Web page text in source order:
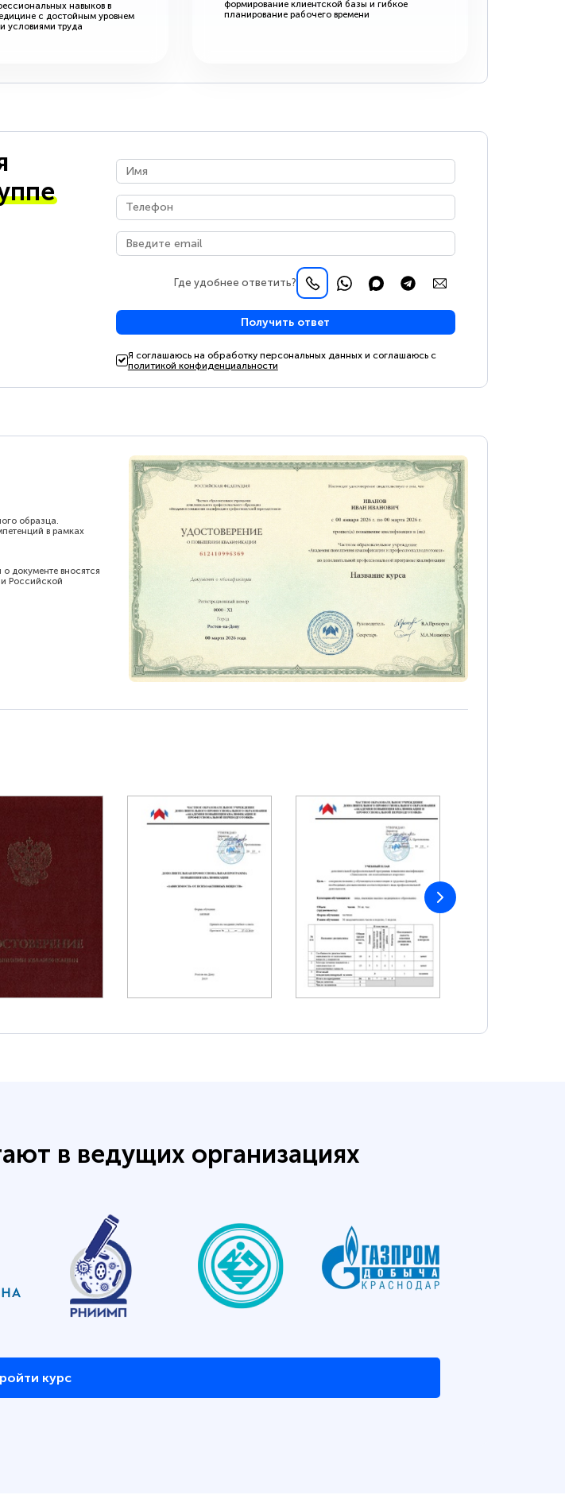
навыков в
с достойным уровнем
условиями труда
формирование клиентской базы и гибкое
планирование рабочего времени
Где удобнее ответить?
Получить ответ
Я соглашаюсь на обработку персональных данных и соглашаюсь с
политикой конфиденциальности
образца.
в рамках
документе вносятся
Российской
в ведущих организациях
курс